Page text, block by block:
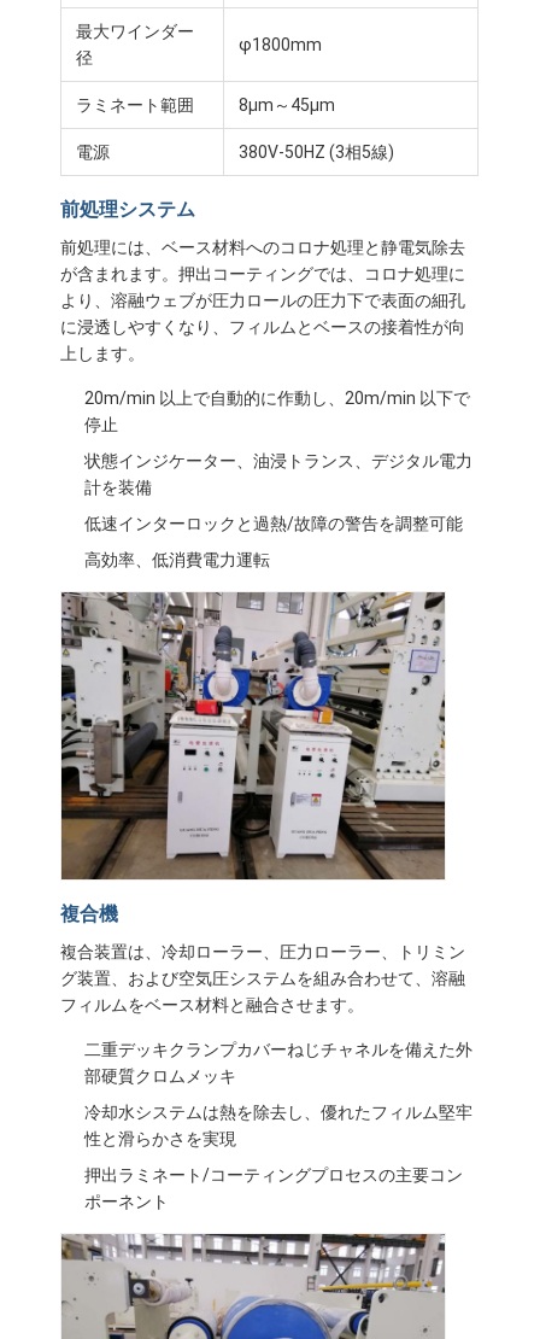
製品
工場旅行
品質管理
私達に連絡しなさい
放出の薄板になる機械
フィルムの薄板になる機械
プラスチック ラミネーション機械
コーティングのラミネーション機械
放出のコータ
紙のコーティング マシン
倍は薄板になる機械味方しました
ラミネーション機械部品
最大ワインダー
径
φ1800mm
ラミネート範囲 8μm～45μm
電源 380V-50HZ (3相5線)
前処理システム
前処理には、ベース材料へのコロナ処理と静電気除去
が含まれます。押出コーティングでは、コロナ処理に
より、溶融ウェブが圧力ロールの圧力下で表面の細孔
に浸透しやすくなり、フィルムとベースの接着性が向
上します。
20m/min 以上で自動的に作動し、20m/min 以下で
停止
状態インジケーター、油浸トランス、デジタル電力
計を装備
低速インターロックと過熱/故障の警告を調整可能
高効率、低消費電力運転
複合機
複合装置は、冷却ローラー、圧力ローラー、トリミン
グ装置、および空気圧システムを組み合わせて、溶融
フィルムをベース材料と融合させます。
二重デッキクランプカバーねじチャネルを備えた外
部硬質クロムメッキ
冷却水システムは熱を除去し、優れたフィルム堅牢
性と滑らかさを実現
押出ラミネート/コーティングプロセスの主要コン
ポーネント